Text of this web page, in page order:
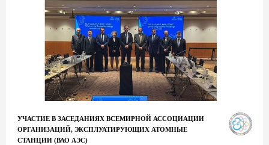
УЧАСТИЕ В ЗАСЕДАНИЯХ ВСЕМИРНОЙ АССОЦИАЦИИ
ОРГАНИЗАЦИЙ, ЭКСПЛУАТИРУЮЩИХ АТОМНЫЕ
СТАНЦИИ (ВАО АЭС)